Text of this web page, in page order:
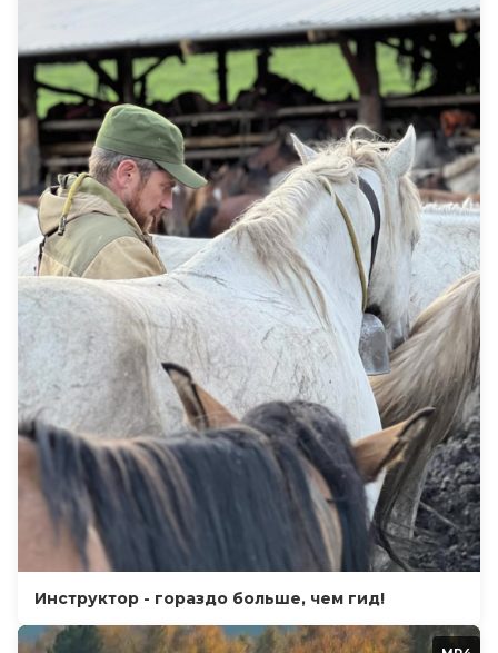
Инструктор - гораздо больше, чем гид!